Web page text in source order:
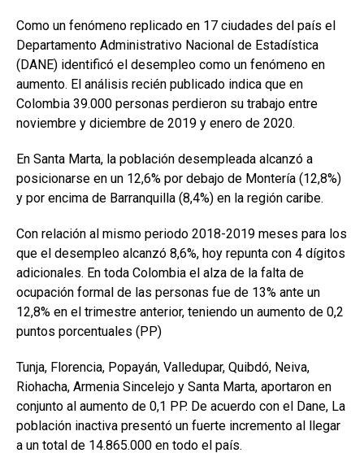
Como un fenómeno replicado en 17 ciudades del país el
Departamento Administrativo Nacional de Estadística
(DANE) identificó el desempleo como un fenómeno en
aumento. El análisis recién publicado indica que en
Colombia 39.000 personas perdieron su trabajo entre
noviembre y diciembre de 2019 y enero de 2020.
En Santa Marta, la población desempleada alcanzó a
posicionarse en un 12,6% por debajo de Montería (12,8%)
y por encima de Barranquilla (8,4%) en la región caribe.
Con relación al mismo periodo 2018-2019 meses para los
que el desempleo alcanzó 8,6%, hoy repunta con 4 dígitos
adicionales. En toda Colombia el alza de la falta de
ocupación formal de las personas fue de 13% ante un
12,8% en el trimestre anterior, teniendo un aumento de 0,2
puntos porcentuales (PP)
Tunja, Florencia, Popayán, Valledupar, Quibdó, Neiva,
Riohacha, Armenia Sincelejo y Santa Marta, aportaron en
conjunto al aumento de 0,1 PP. De acuerdo con el Dane, La
población inactiva presentó un fuerte incremento al llegar
a un total de 14.865.000 en todo el país.